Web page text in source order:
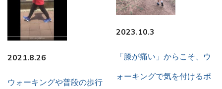
2021.8.26
ウォーキングや普段の歩行
2023.10.3
「膝が痛い」からこそ、ウ
ォーキングで気を付けるポ